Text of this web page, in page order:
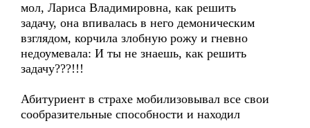
мол, Лариса Владимировна, как решить
задачу, она впивалась в него демоническим
взглядом, корчила злобную рожу и гневно
недоумевала: И ты не знаешь, как решить
задачу???!!!
Абитуриент в страхе мобилизовывал все свои
сообразительные способности и находил